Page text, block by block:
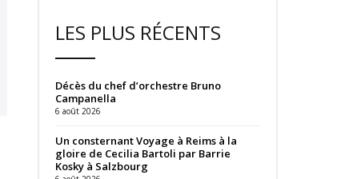
LES PLUS RÉCENTS
Décès du chef d’orchestre Bruno
Campanella
6 août 2026
Un consternant Voyage à Reims à la
gloire de Cecilia Bartoli par Barrie
Kosky à Salzbourg